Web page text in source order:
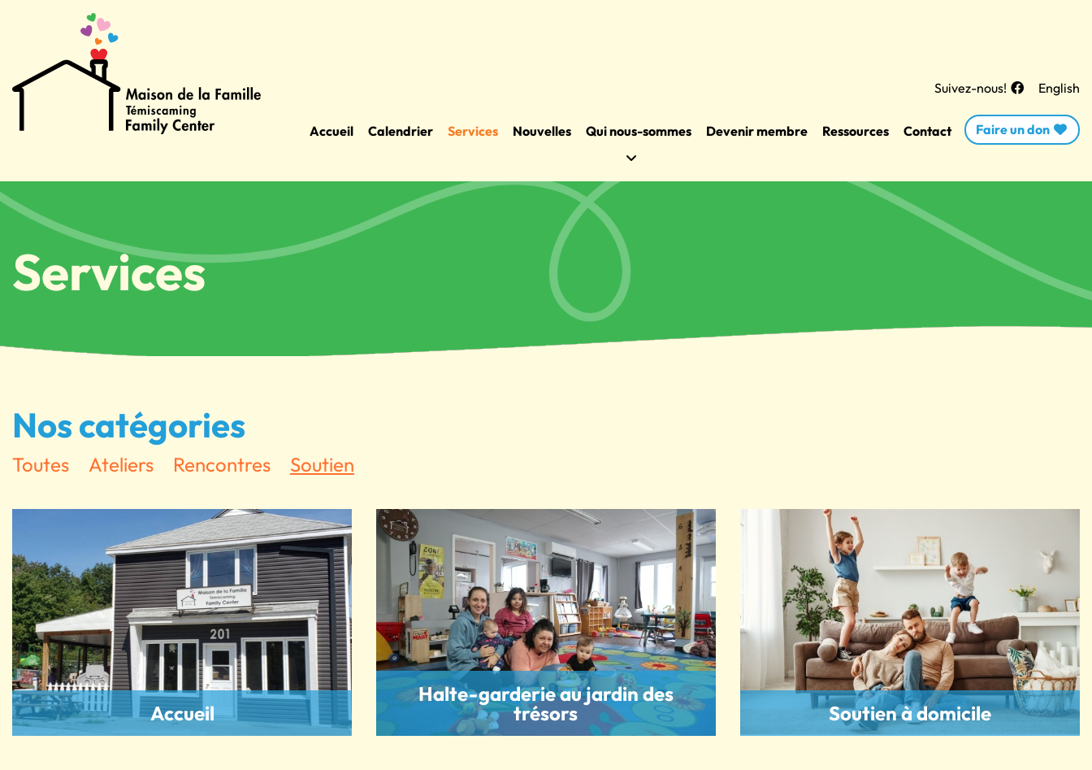
English
Suivez-nous!
Accueil Calendrier Services Nouvelles Qui nous-sommes Devenir membre Ressources Contact Faire un don
Services
Nos catégories
Toutes Ateliers Rencontres Soutien
Accueil
Halte-garderie au jardin des
trésors
Soutien à domicile